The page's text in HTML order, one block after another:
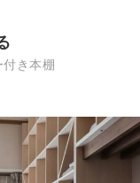
き本棚